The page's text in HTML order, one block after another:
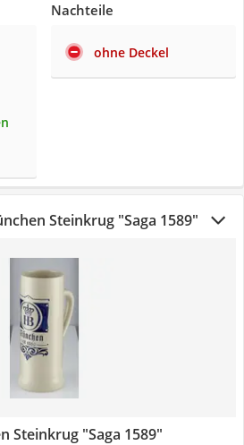
Nachteile
ohne Deckel
Steinkrug "Saga 1589"
Steinkrug "Saga 1589"